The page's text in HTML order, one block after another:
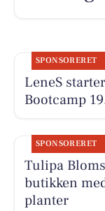
SPONSORERET
LeneS
Bootcamp
SPONSORERET
Tulipa
butikken
planter